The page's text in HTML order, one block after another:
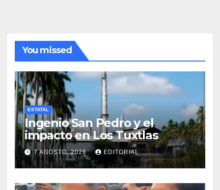
You missed
ESTATAL
Ingenio San Pedro y el
impacto en Los Tuxtlas
7 AGOSTO, 2026 EDITORIAL